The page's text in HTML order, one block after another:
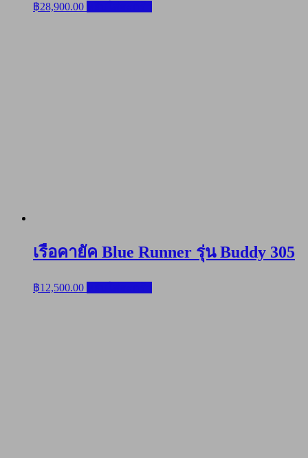
฿28,900.00
เรือคายัค Blue Runner รุ่น Buddy 305
฿12,500.00